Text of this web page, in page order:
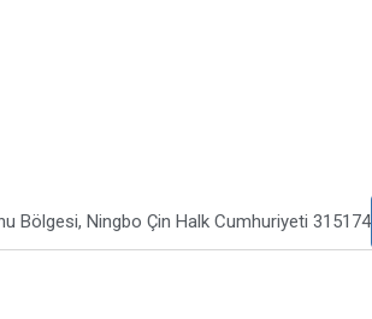
Bölgesi, Ningbo Çin Halk Cumhuriyeti 315174